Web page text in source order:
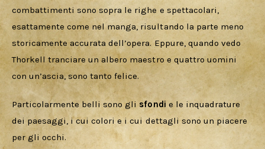
combattimenti sono sopra le righe e spettacolari,
esattamente come nel manga, risultando la parte meno
storicamente accurata dell’opera. Eppure, quando vedo
Thorkell tranciare un albero maestro e quattro uomini
con un’ascia, sono tanto felice.
Particolarmente belli sono gli sfondi e le inquadrature
dei paesaggi, i cui colori e i cui dettagli sono un piacere
per gli occhi.